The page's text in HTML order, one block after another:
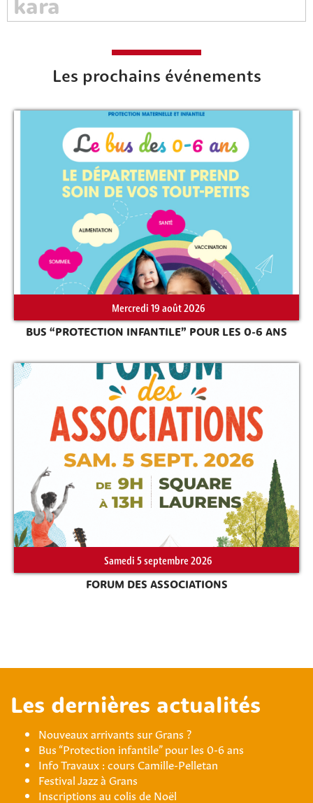
Rechercher sur le site
Les prochains événements
Mercredi 19 août 2026
BUS “PROTECTION INFANTILE” POUR LES 0-6 ANS
Samedi 5 septembre 2026
FORUM DES ASSOCIATIONS
Les dernières actualités
Nouveaux arrivants sur Grans ?
Bus “Protection infantile” pour les 0-6 ans
Info Travaux : cours Camille-Pelletan
Festival Jazz à Grans
Inscriptions au colis de Noël